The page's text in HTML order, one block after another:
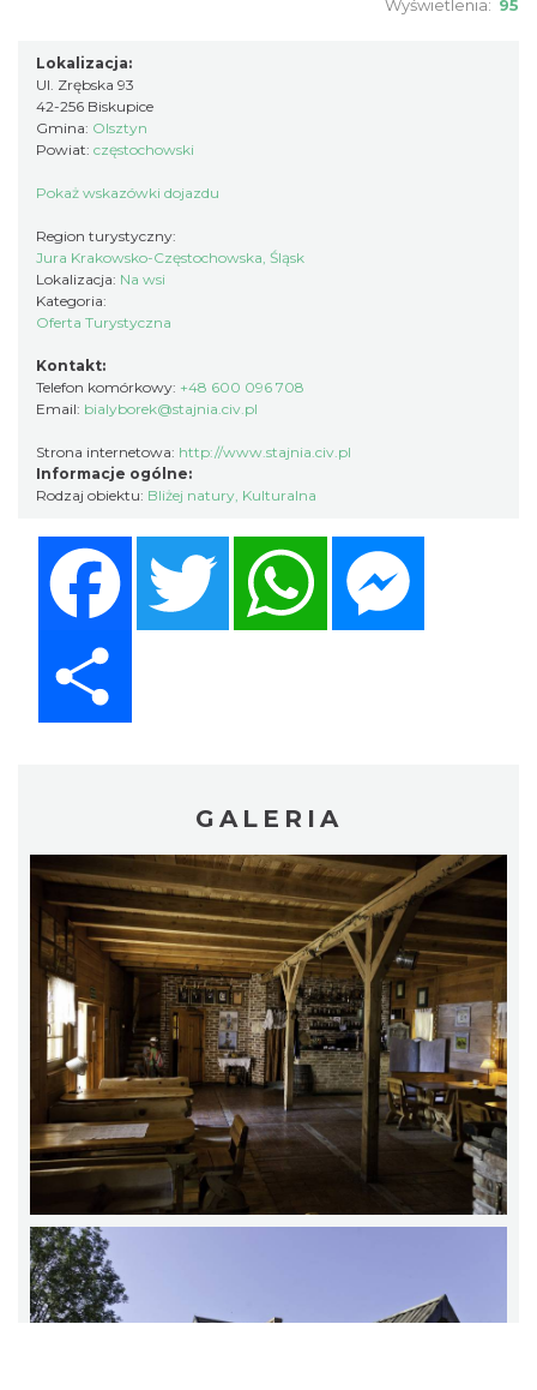
Wyświetlenia: 95
Lokalizacja:
Ul. Zrębska 93
42-256 Biskupice
Gmina: Olsztyn
Powiat: częstochowski
Pokaż wskazówki dojazdu
Region turystyczny:
Jura Krakowsko-Częstochowska, Śląsk
Lokalizacja: Na wsi
Kategoria:
Oferta Turystyczna
Kontakt:
Telefon komórkowy: +48 600 096 708
Email: bialyborek@stajnia.civ.pl
Strona internetowa: http://www.stajnia.civ.pl
Informacje ogólne:
Rodzaj obiektu: Bliżej natury, Kulturalna
Twitter WhatsApp
GALERIA